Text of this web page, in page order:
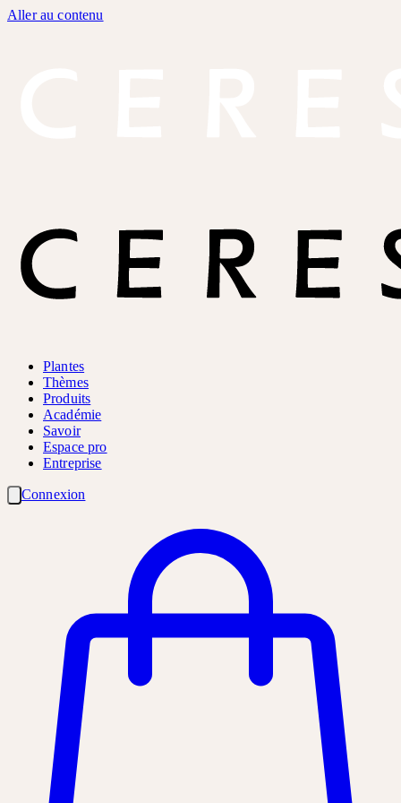
Aller au contenu
Plantes
Thèmes
Produits
Académie
Savoir
Espace pro
Entreprise
Connexion